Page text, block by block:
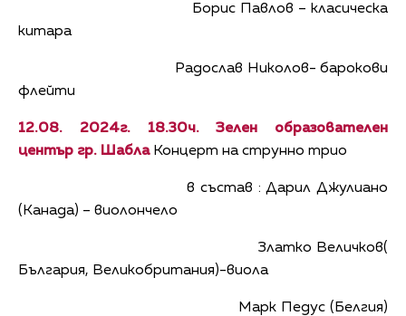
Борис Павлов – класическа
китара
Радослав Николов- барокови
флейти
12.08. 2024г. 18.30ч. Зелен образователен
център гр. ШаблаКонцерт на струнно трио
в състав : Дарил Джулиано
(Канада) – виолончело
Златко Величков(
България, Великобритания)-виола
Марк Педус (Белгия)